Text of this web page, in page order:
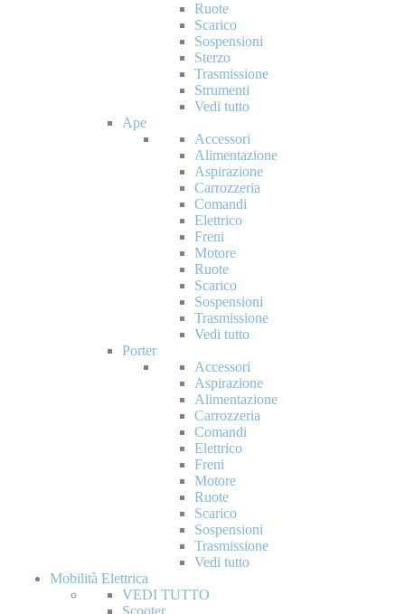
Ruote
Scarico
Sospensioni
Sterzo
Trasmissione
Strumenti
Vedi tutto
Ape
Accessori
Alimentazione
Aspirazione
Carrozzeria
Comandi
Elettrico
Freni
Motore
Ruote
Scarico
Sospensioni
Trasmissione
Vedi tutto
Porter
Accessori
Aspirazione
Alimentazione
Carrozzeria
Comandi
Elettrico
Freni
Motore
Ruote
Scarico
Sospensioni
Trasmissione
Vedi tutto
Mobilità Elettrica
VEDI TUTTO
Scooter